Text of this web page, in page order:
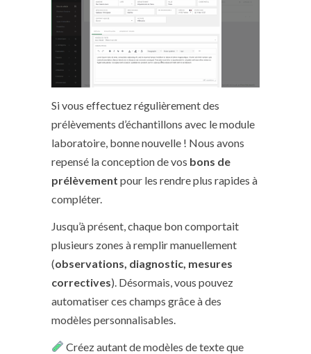
Si vous effectuez régulièrement des
prélèvements d’échantillons avec le module
laboratoire, bonne nouvelle ! Nous avons
repensé la conception de vos bons de
prélèvement pour les rendre plus rapides à
compléter.
Jusqu’à présent, chaque bon comportait
plusieurs zones à remplir manuellement
(observations, diagnostic, mesures
correctives). Désormais, vous pouvez
automatiser ces champs grâce à des
modèles personnalisables.
Créez autant de modèles de texte que